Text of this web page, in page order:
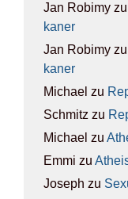
Jan Robimy zu
ka­ner
Jan Robimy zu
ka­ner
Michael zu
Schmitz zu
Michael zu
Emmi zu
Joseph zu